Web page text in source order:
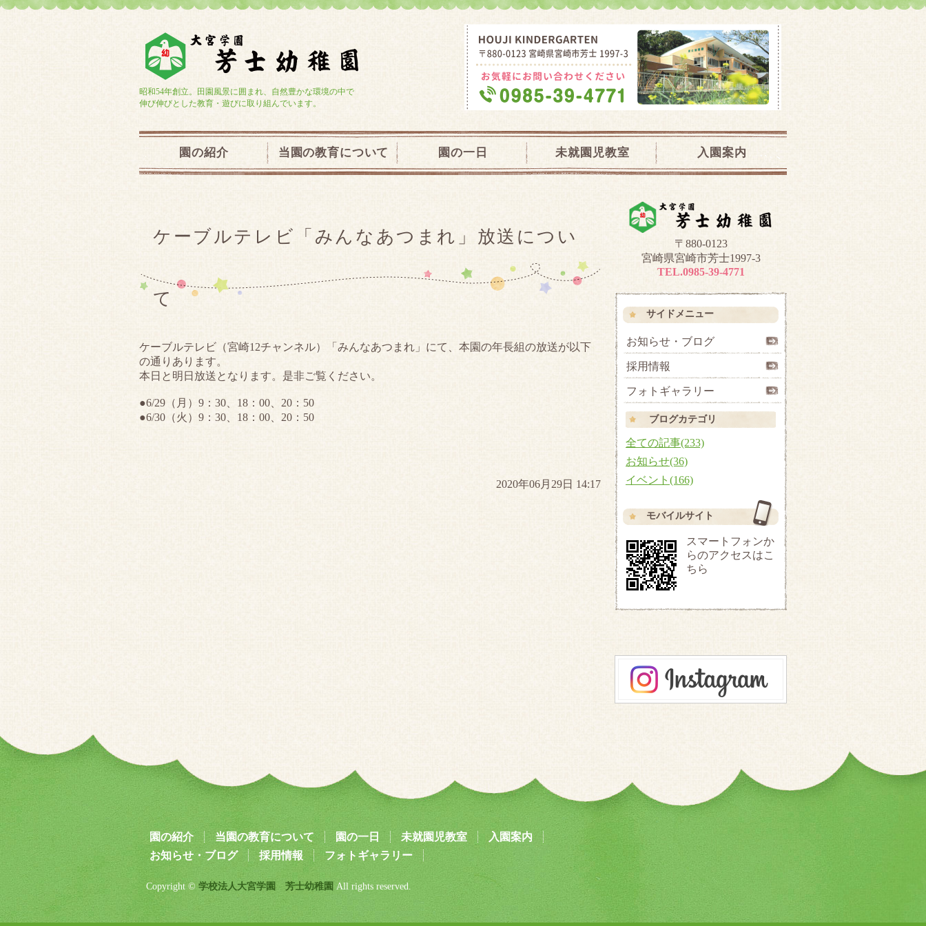
学校法人大宮学園 芳士幼稚園・未就園児教室｜宮崎県宮崎市
昭和54年創立。田園風景に囲まれ、自然豊かな環境の中で
伸び伸びとした教育・遊びに取り組んでいます。
園の紹介 当園の教育について 園の一日 未就園児教室 入園案内
ケーブルテレビ「みんなあつまれ」放送につい
て
ケーブルテレビ（宮崎12チャンネル）「みんなあつまれ」にて、本園の年長組の放送が以下
の通りあります。
本日と明日放送となります。是非ご覧ください。
●6/29（月）9：30、18：00、20：50
●6/30（火）9：30、18：00、20：50
2020年06月29日 14:17
〒880-0123
宮崎県宮崎市芳士1997-3
TEL.0985-39-4771
サイドメニュー
お知らせ・ブログ
採用情報
フォトギャラリー
ブログカテゴリ
全ての記事(233)
お知らせ(36)
イベント(166)
モバイルサイト
スマートフォンか
らのアクセスはこ
ちら
園の紹介 当園の教育について 園の一日 未就園児教室
入園案内
お知らせ・ブログ
採用情報 フォトギャラリー
Copyright © 学校法人大宮学園 芳士幼稚園 All rights reserved.